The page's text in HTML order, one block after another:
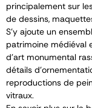
principalement sur
de dessins,
S’y ajoute un
patrimoine médiéval
d’art monumental
détails
reproductions de
vitraux.